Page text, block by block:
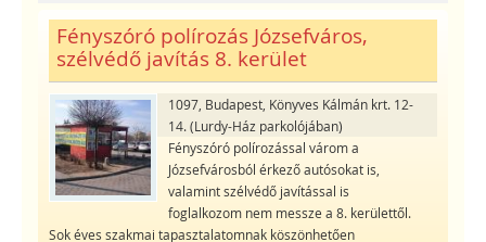
Fényszóró polírozás Józsefváros,
szélvédő javítás 8. kerület
1097, Budapest, Könyves Kálmán krt. 12-
14. (Lurdy-Ház parkolójában)
Fényszóró polírozással várom a
Józsefvárosból érkező autósokat is,
valamint szélvédő javítással is
foglalkozom nem messze a 8. kerülettől.
Sok éves szakmai tapasztalatomnak köszönhetően